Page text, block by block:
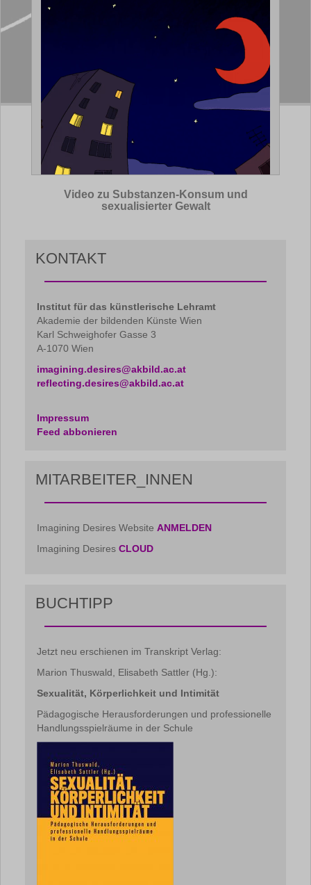
Video zu Substanzen-Konsum und
sexualisierter Gewalt
KONTAKT
Institut für das künstlerische Lehramt
Akademie der bildenden Künste Wien
Karl Schweighofer Gasse 3
A-1070 Wien
imagining.desires@akbild.ac.at
reflecting.desires@akbild.ac.at
Impressum
Feed abbonieren
MITARBEITER_INNEN
Imagining Desires Website ANMELDEN
Imagining Desires CLOUD
BUCHTIPP
Jetzt neu erschienen im Transkript Verlag:
Marion Thuswald, Elisabeth Sattler (Hg.):
Sexualität, Körperlichkeit und Intimität
Pädagogische Herausforderungen und professionelle
Handlungsspielräume in der Schule